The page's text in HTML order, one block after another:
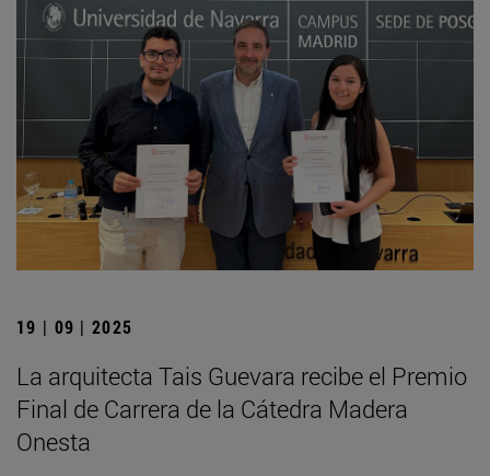
19 | 09 | 2025
La arquitecta Tais Guevara recibe el Premio
Final de Carrera de la Cátedra Madera
Onesta